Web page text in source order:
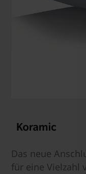
Das neue
für eine Vielzahl